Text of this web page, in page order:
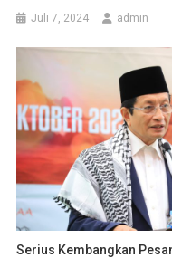
Juli 7, 2024 admin
Serius Kembangkan